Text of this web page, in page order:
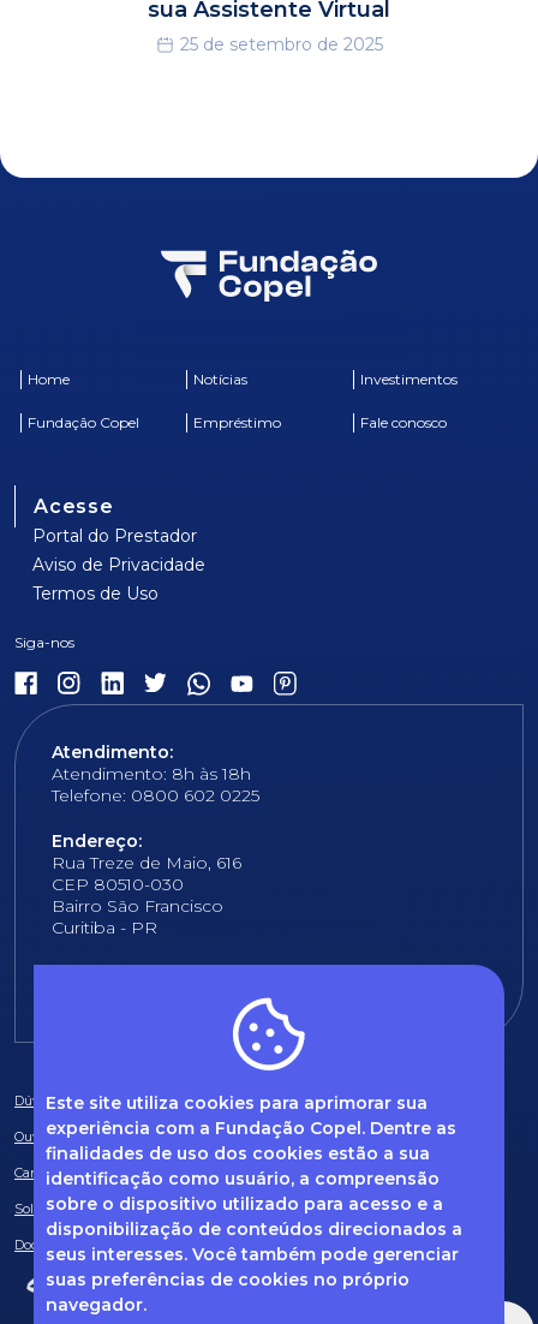
Este site utiliza cookies para aprimorar sua
experiência com a Fundação Copel. Dentre as
finalidades de uso dos cookies estão a sua
identificação como usuário, a compreensão
sobre o dispositivo utilizado para acesso e a
disponibilização de conteúdos direcionados a
seus interesses. Você também pode gerenciar
suas preferências de cookies no próprio
navegador.
sua Assistente Virtual
25 de setembro de 2025
Home Notícias Investimentos
Fundação Copel Empréstimo Fale conosco
Acesse
Portal do Prestador
Aviso de Privacidade
Termos de Uso
Atendimento:
Atendimento: 8h às 18h
Telefone: 0800 602 0225
Endereço:
Rua Treze de Maio, 616
CEP 80510-030
Bairro São Francisco
Curitiba - PR
Dúvidas frequentes
Ouvidoria
Canal de Denúncias
Solicitação de informações
Documentos obrigatórios